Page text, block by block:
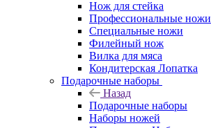
Нож для стейка
Профессиональные ножи
Специальные ножи
Филейный нож
Вилка для мяса
Кондитерская Лопатка
Подарочные наборы
Назад
Подарочные наборы
Наборы ножей